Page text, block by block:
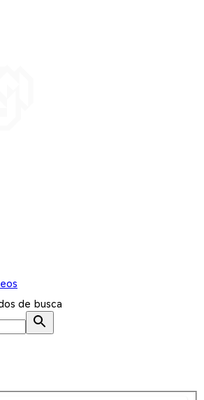
de busca